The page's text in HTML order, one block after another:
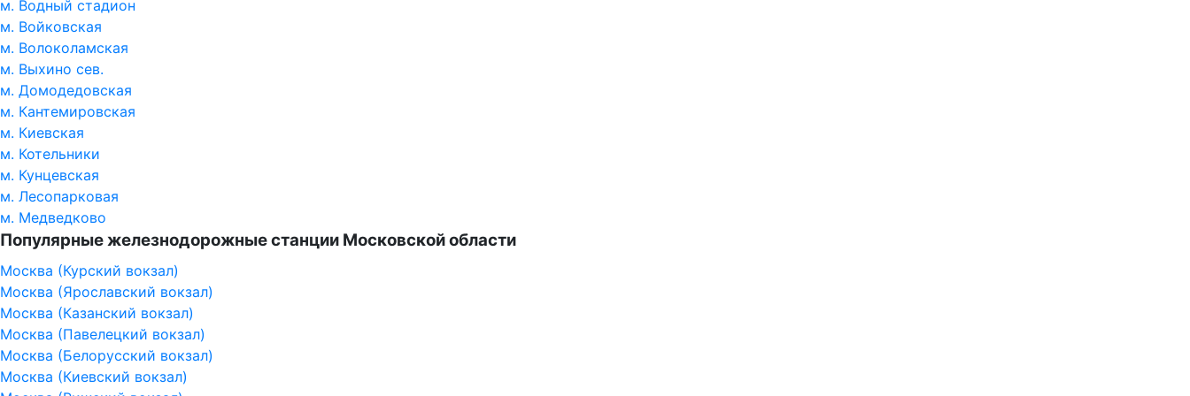
м. Водный стадион
м. Войковская
м. Волоколамская
м. Выхино сев.
м. Домодедовская
м. Кантемировская
м. Киевская
м. Котельники
м. Кунцевская
м. Лесопарковая
м. Медведково
Популярные железнодорожные станции Московской области
Москва (Курский вокзал)
Москва (Ярославский вокзал)
Москва (Казанский вокзал)
Москва (Павелецкий вокзал)
Москва (Белорусский вокзал)
Москва (Киевский вокзал)